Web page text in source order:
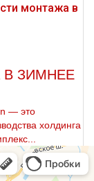
ЗИМНЕЕ
— это
холдинга